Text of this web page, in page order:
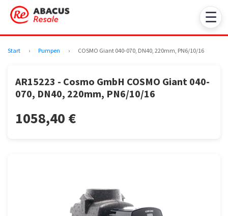
☰
Start › Pumpen › COSMO Giant 040-070, DN40, 220mm, PN6/10/16
AR15223 - Cosmo GmbH COSMO Giant 040-
070, DN40, 220mm, PN6/10/16
1058,40 €